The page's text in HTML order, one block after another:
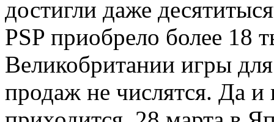
достигли даже
PSP приобрело более 18
Великобритании игры
продаж не числятся. Да